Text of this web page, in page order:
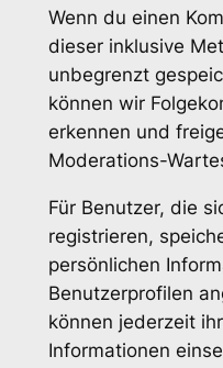
Wenn du einen
dieser inklusive
unbegrenzt
können wir
erkennen und
Moderations-
Für Benutzer, die
registrieren,
persönlichen
Benutzerprofilen
können jederzeit
Informationen